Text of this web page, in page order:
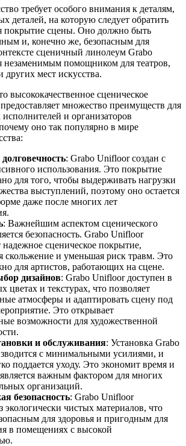
требует особого внимания к деталям,
деталей, на которую следует обратить
покрытие сцены. Оно должно быть
и, конечно же, безопасным для
сценичный линолеум Grabo
незаменимым помощником для театров,
других мест искусства.
высококачественное сценическое
множество преимуществ для
и организаторов
оно так популярно в мире
: Grabo Unifloor создан с
использования. Это покрытие
для того, чтобы выдерживать нагрузки
выступлений, поэтому оно остается
даже после многих лет
: Важнейшим аспектом сценического
безопасность. Grabo Unifloor
надежное сценическое покрытие,
скольжение и уменьшая риск травм. Это
для артистов, работающих на сцене.
дизайнов: Grabo Unifloor доступен в
цветах и текстурах, что позволяет
атмосферы и адаптировать сцену под
Это открывает
возможности для художественной
и обслуживания: Установка Grabo
с минимальными усилиями, и
поддается уходу. Это экономит время и
важным фактором для многих
организаций.
безопасность: Grabo Unifloor
экологически чистых материалов, что
для здоровья и пригодным для
в помещениях с высокой